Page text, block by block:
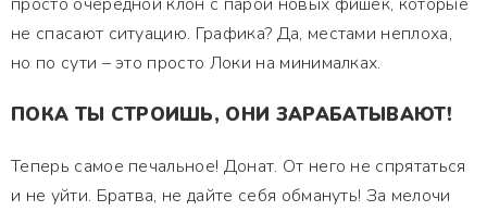
не спасают ситуацию. Графика? Да, местами неплоха,
но по сути – это просто Локи на минималках.
ПОКА ТЫ СТРОИШЬ, ОНИ ЗАРАБАТЫВАЮТ!
Теперь самое печальное! Донат. От него не спрятаться
и не уйти. Братва, не дайте себя обмануть! За мелочи